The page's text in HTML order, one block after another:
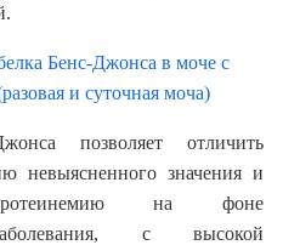
Бенс-Джонса в моче с
и суточная моча)
позволяет отличить
невыясненного значения и
на фоне
заболевания, с высокой